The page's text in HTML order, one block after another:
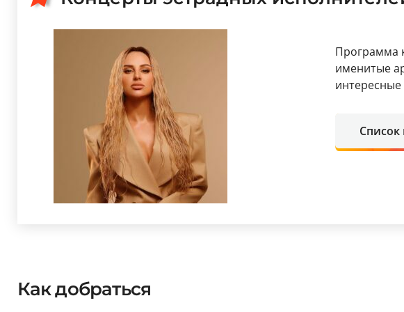
Программа
именитые
Список
Как добраться